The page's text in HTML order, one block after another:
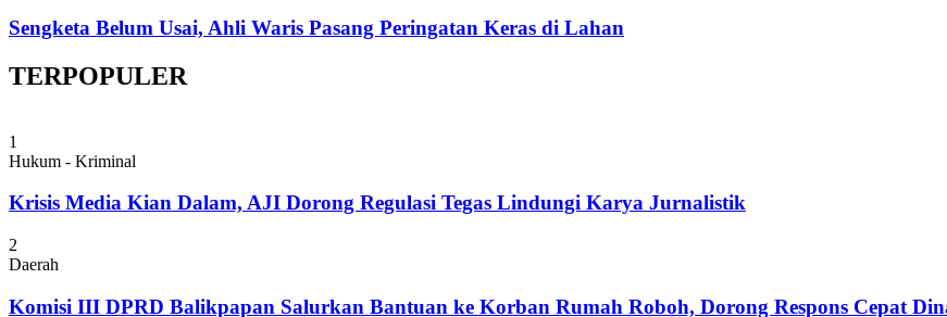
Sengketa Belum Usai, Ahli Waris Pasang Peringatan Keras di Lahan
TERPOPULER
1
Hukum - Kriminal
Krisis Media Kian Dalam, AJI Dorong Regulasi Tegas Lindungi Karya Jurnalistik
2
Daerah
Komisi III DPRD Balikpapan Salurkan Bantuan ke Korban Rumah Roboh, Dorong Respons Cepat